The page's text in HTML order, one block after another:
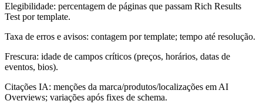
Elegibilidade: percentagem de páginas que passam Rich Results
Test por template.
Taxa de erros e avisos: contagem por template; tempo até resolução.
Frescura: idade de campos críticos (preços, horários, datas de
eventos, bios).
Citações IA: menções da marca/produtos/localizações em AI
Overviews; variações após fixes de schema.